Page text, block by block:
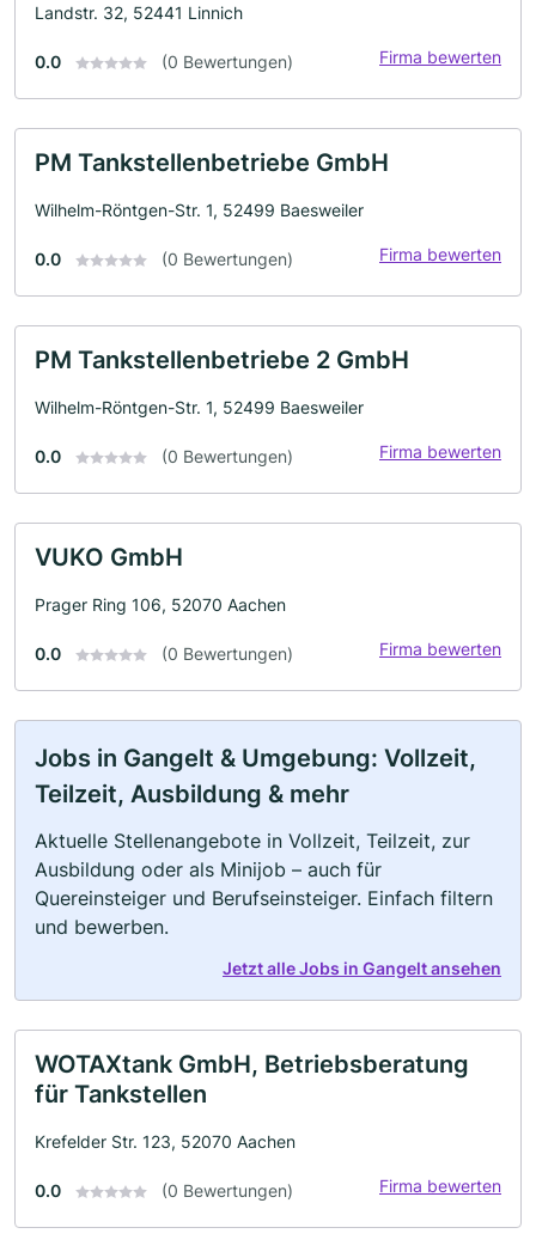
Landstr. 32, 52441 Linnich
0.0 (0 Bewertungen) Firma bewerten
PM Tankstellenbetriebe GmbH
Wilhelm-Röntgen-Str. 1, 52499 Baesweiler
0.0 (0 Bewertungen) Firma bewerten
PM Tankstellenbetriebe 2 GmbH
Wilhelm-Röntgen-Str. 1, 52499 Baesweiler
0.0 (0 Bewertungen) Firma bewerten
VUKO GmbH
Prager Ring 106, 52070 Aachen
0.0 (0 Bewertungen) Firma bewerten
Jobs in Gangelt & Umgebung: Vollzeit,
Teilzeit, Ausbildung & mehr
Aktuelle Stellenangebote in Vollzeit, Teilzeit, zur
Ausbildung oder als Minijob – auch für
Quereinsteiger und Berufseinsteiger. Einfach filtern
und bewerben.
Jetzt alle Jobs in Gangelt ansehen
WOTAXtank GmbH, Betriebsberatung
für Tankstellen
Krefelder Str. 123, 52070 Aachen
0.0 (0 Bewertungen) Firma bewerten